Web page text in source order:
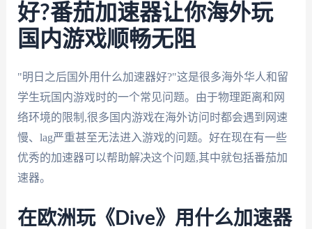
好?番茄加速器让你海外玩
国内游戏顺畅无阻
"明日之后国外用什么加速器好?"这是很多海外华人和留
学生玩国内游戏时的一个常见问题。由于物理距离和网
络环境的限制,很多国内游戏在海外访问时都会遇到网速
慢、lag严重甚至无法进入游戏的问题。好在现在有一些
优秀的加速器可以帮助解决这个问题,其中就包括番茄加
速器。
在欧洲玩《Dive》用什么加速器